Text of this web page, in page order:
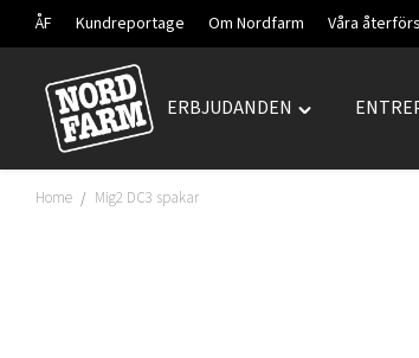
ÅF Kundreportage Om Nordfarm Våra
Hoppa
innehåll
ERBJUDANDEN
Toggle
Home / Mig2 DC3 spakar